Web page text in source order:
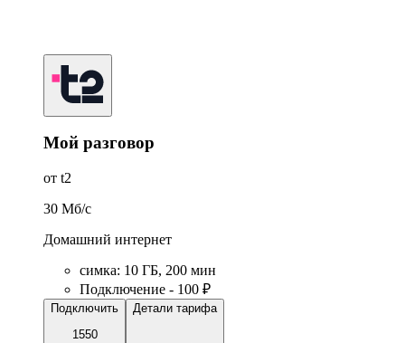
Мой разговор
от t2
30 Мб/c
Домашний интернет
симка: 10 ГБ, 200 мин
Подключение - 100 ₽
Подключить
1550
Детали тарифа